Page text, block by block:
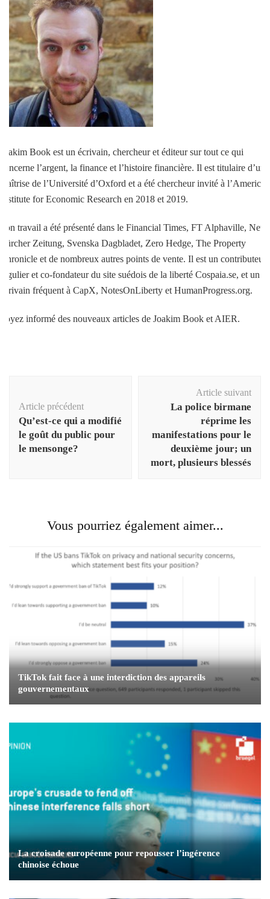
Joakim Book est un écrivain, chercheur et éditeur sur tout ce qui
concerne l’argent, la finance et l’histoire financière. Il est titulaire d’une
maîtrise de l’Université d’Oxford et a été chercheur invité à l’American
Institute for Economic Research en 2018 et 2019.
Son travail a été présenté dans le Financial Times, FT Alphaville, Neue
Zürcher Zeitung, Svenska Dagbladet, Zero Hedge, The Property
Chronicle et de nombreux autres points de vente. Il est un contributeur
régulier et co-fondateur du site suédois de la liberté Cospaia.se, et un
écrivain fréquent à CapX, NotesOnLiberty et HumanProgress.org.
Soyez informé des nouveaux articles de Joakim Book et AIER.
d'article
Article précédent
Qu’est-ce qui a modifié
le goût du public pour
le mensonge?
Article suivant
La police birmane
réprime les
manifestations pour le
deuxième jour; un
mort, plusieurs blessés
Vous pourriez également aimer...
TikTok fait face à une interdiction des appareils
gouvernementaux
La croisade européenne pour repousser l’ingérence
chinoise échoue